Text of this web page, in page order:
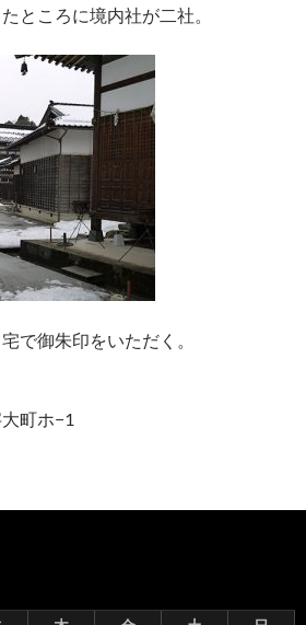
ところに境内社が二社。
で御朱印をいただく。
町ホ−1